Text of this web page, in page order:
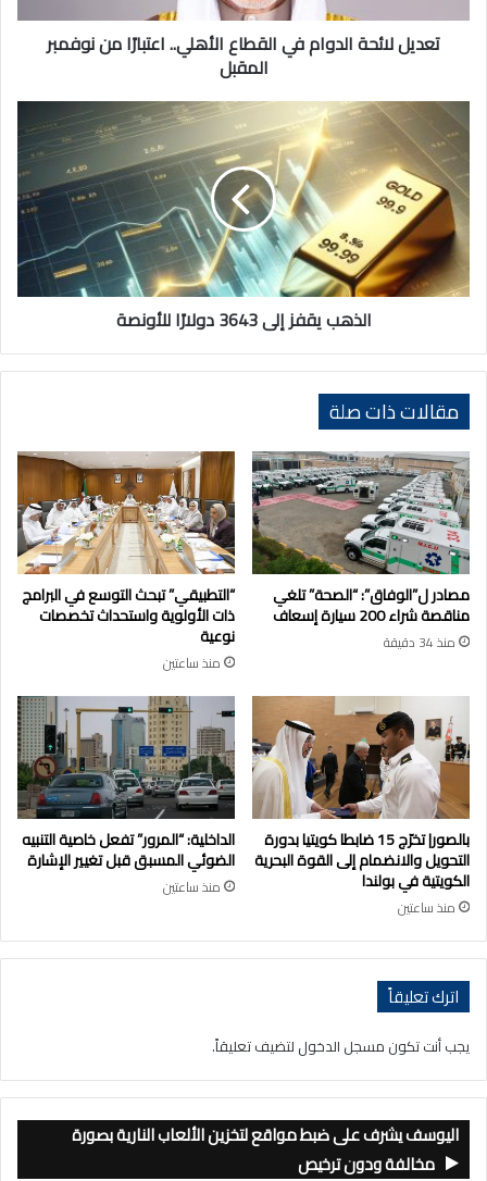
نوفمبر
المقبلتعديل لائحة الدوام في القطاع الأهلي.. اعتبارًا من نوفمبر
المقبل
الذهب
يقفز
إلى
3643
دولارًا
للأونصة
الذهب يقفز إلى 3643 دولارًا للأونصة
مقالات ذات صلة
مصادر ل”الوفاق”: “الصحة” تلغي
مناقصة شراء 200 سيارة إسعاف
منذ 34 دقيقة
“التطبيقي” تبحث التوسع في البرامج
ذات الأولوية واستحداث تخصصات
نوعية
منذ ساعتين
بالصور| تخرّج 15 ضابطا كويتيا بدورة
التحويل والانضمام إلى القوة البحرية
الكويتية في بولندا
منذ ساعتين
الداخلية: “المرور” تفعل خاصية التنبيه
الضوئي المسبق قبل تغيير الإشارة
منذ ساعتين
اترك تعليقاً
يجب أنت تكون مسجل الدخول لتضيف تعليقاً.
اليوسف يشرف على ضبط مواقع لتخزين الألعاب النارية بصورة
مخالفة ودون ترخيص